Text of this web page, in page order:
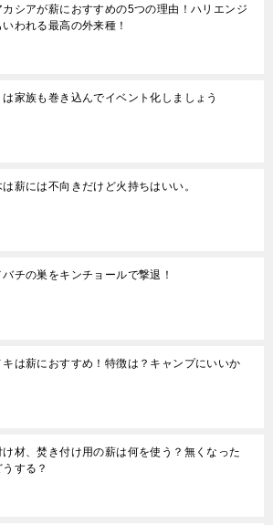
カシアが薪におすすめの5つの理由！ハリエンジ
いわれる最高の外来種！
家族も巻き込んでイベント化しましょう
薪には不向きだけど火持ちはいい。
バチの巣をキンチョールで撃退！
キは薪におすすめ！特徴は？キャンプにいいか
け材、焚き付け用の薪は何を使う？無くなった
する？